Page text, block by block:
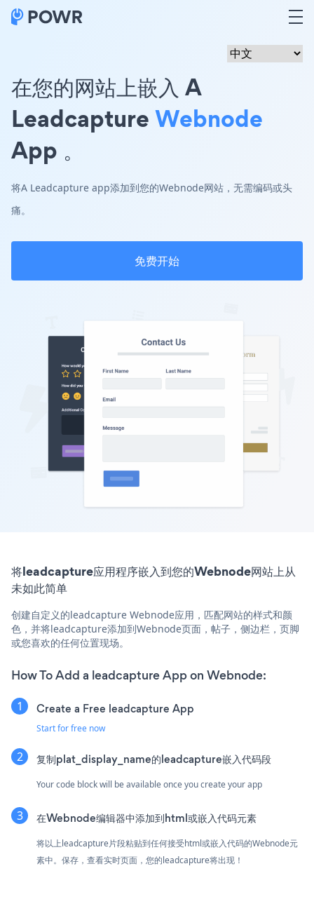
在您的网站上嵌入 A
LeadcaptureWebnode
App 。
将A Leadcapture app添加到您的Webnode网站，无需编码或头
痛。
免费开始
将leadcapture应用程序嵌入到您的Webnode网站上从
未如此简单
创建自定义的leadcapture Webnode应用，匹配网站的样式和颜
色，并将leadcapture添加到Webnode页面，帖子，侧边栏，页脚
或您喜欢的任何位置现场。
How To Add a leadcapture App on Webnode:
Create a Free leadcapture App
Start for free now
复制plat_display_name的leadcapture嵌入代码段
Your code block will be available once you create your app
在Webnode编辑器中添加到html或嵌入代码元素
将以上leadcapture片段粘贴到任何接受html或嵌入代码的Webnode元
素中。保存，查看实时页面，您的leadcapture将出现！